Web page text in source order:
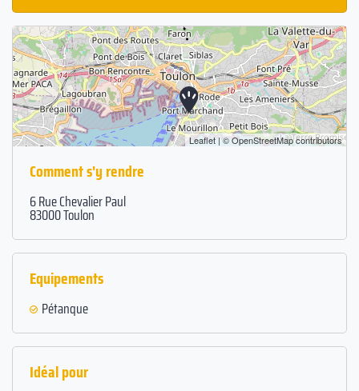
Leaflet | ©OpenStreetMapcontributors
Comment s'y rendre
6 Rue Chevalier Paul
83000 Toulon
Equipements
Pétanque
Idéal pour